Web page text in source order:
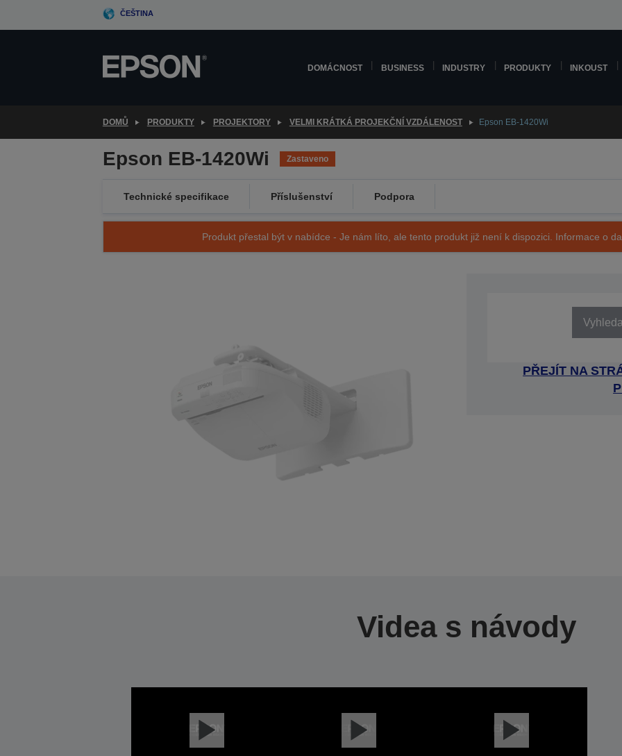
ČEŠTINA
DOMÁCNOST BUSINESS INDUSTRY PRODUKTY INKOUST
DOMŮ PRODUKTY PROJEKTORY VELMI KRÁTKÁ PROJEKČNÍ VZDÁLENOST Epson EB-1420Wi
Epson EB-1420Wi Zastaveno
Technické specifikace Příslušenství Podpora
Produkt přestal být v nabídce - Je nám líto, ale tento produkt již není k dispozici. Informace o
PŘEJÍT NA
Videa s návody